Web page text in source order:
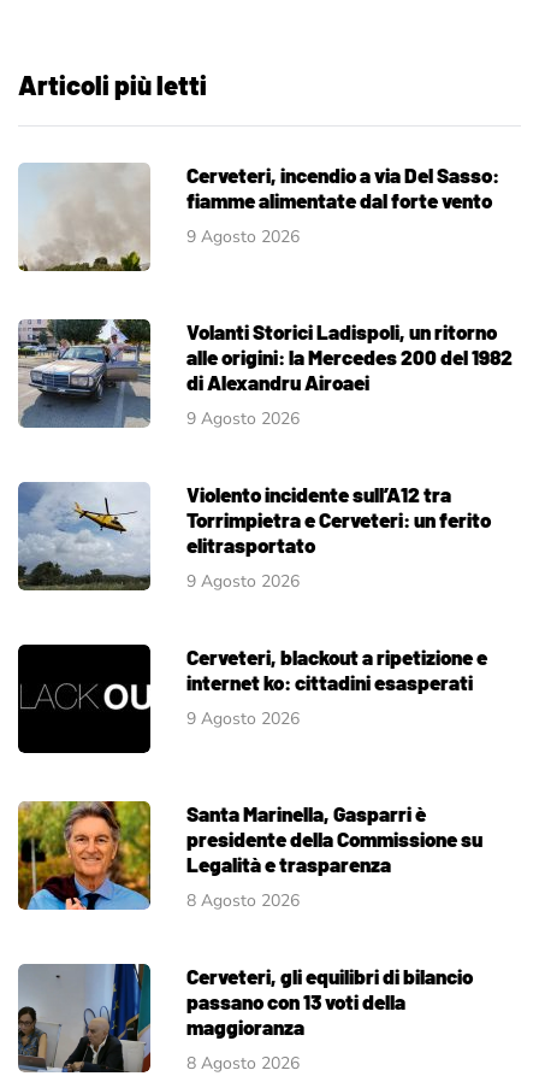
Articoli più letti
Cerveteri, incendio a via Del Sasso:
fiamme alimentate dal forte vento
9 Agosto 2026
Volanti Storici Ladispoli, un ritorno
alle origini: la Mercedes 200 del 1982
di Alexandru Airoaei
9 Agosto 2026
Violento incidente sull’A12 tra
Torrimpietra e Cerveteri: un ferito
elitrasportato
9 Agosto 2026
Cerveteri, blackout a ripetizione e
internet ko: cittadini esasperati
9 Agosto 2026
Santa Marinella, Gasparri è
presidente della Commissione su
Legalità e trasparenza
8 Agosto 2026
Cerveteri, gli equilibri di bilancio
passano con 13 voti della
maggioranza
8 Agosto 2026